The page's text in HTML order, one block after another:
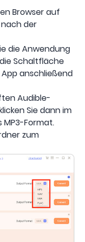
Browser auf
der
die Anwendung
Schaltfläche
anschließend
Audible-
Sie dann im
Format.
zum